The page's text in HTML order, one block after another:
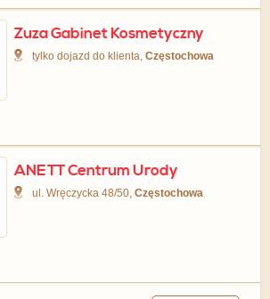
Zuza Gabinet Kosmetyczny
tylko dojazd do klienta,Częstochowa
ANETT Centrum Urody
ul. Wręczycka 48/50,Częstochowa